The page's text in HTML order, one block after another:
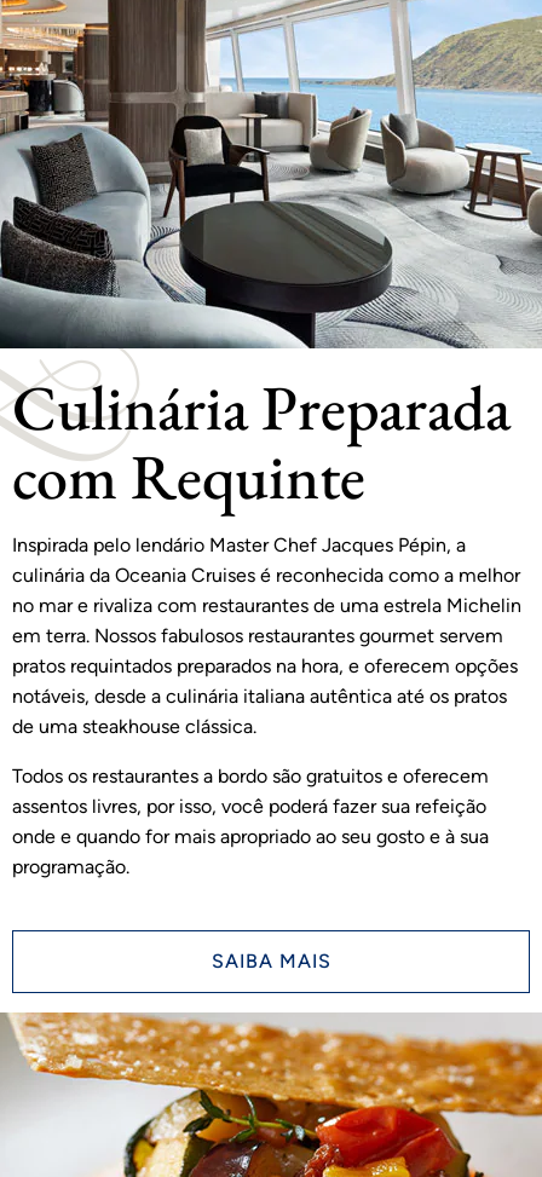
Culinária Preparada
com Requinte
Inspirada pelo lendário Master Chef Jacques Pépin, a
culinária da Oceania Cruises é reconhecida como a melhor
no mar e rivaliza com restaurantes de uma estrela Michelin
em terra. Nossos fabulosos restaurantes gourmet servem
pratos requintados preparados na hora, e oferecem opções
notáveis, desde a culinária italiana autêntica até os pratos
de uma steakhouse clássica.
Todos os restaurantes a bordo são gratuitos e oferecem
assentos livres, por isso, você poderá fazer sua refeição
onde e quando for mais apropriado ao seu gosto e à sua
programação.
SAIBA MAIS